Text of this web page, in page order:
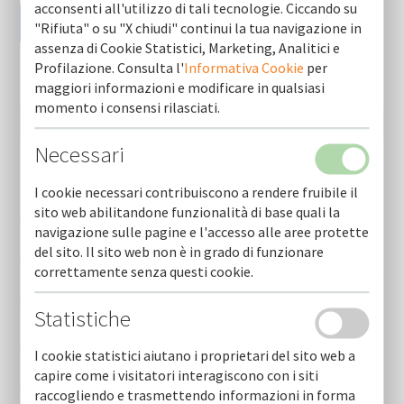
Newsletter (ultime 10)
Cofidi.it informa agosto 2026
Cofidi.it informa luglio 2026
Cofidi.it informa maggio 2026
Cofidi.it informa aprile 2026
acconsenti all'utilizzo di tali tecnologie. Ciccando su
"Rifiuta" o su "X chiudi" continui la tua navigazione in
assenza di Cookie Statistici, Marketing, Analitici e
Profilazione. Consulta l'Informativa Cookie per
maggiori informazioni e modificare in qualsiasi
momento i consensi rilasciati.
Necessari
I cookie necessari contribuiscono a rendere fruibile il
sito web abilitandone funzionalità di base quali la
navigazione sulle pagine e l'accesso alle aree protette
del sito. Il sito web non è in grado di funzionare
correttamente senza questi cookie.
Statistiche
I cookie statistici aiutano i proprietari del sito web a
capire come i visitatori interagiscono con i siti
raccogliendo e trasmettendo informazioni in forma